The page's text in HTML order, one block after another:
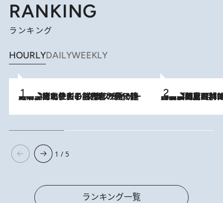
RANKING
ランキング
HOURLYDAILYWEEKLY
2026.8.3
《「文士の子ども被害者の会」発足！》阿川佐和子（72）が語る遠藤周作に北杜夫、劇作家・矢代静一の子どもたちの“文豪プライベート事件簿” 2026.8.8
「最後に見られてよかった」上野動物園の東園パンダ舎が解体前に特別公開。8月16日まで延長されたパネル展と共に辿る“半世紀”のパンダ飼育《解体工事の図面あり》
1 / 5
ランキング一覧